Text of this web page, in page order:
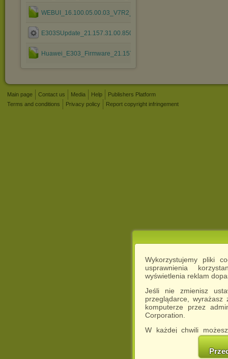
Wykorzystujemy pliki
usprawnienia
wyświetlenia reklam
Jeśli nie zmienisz
przeglądarce,
komputerze przez
Corporation.
W każdej chwili
cookies w swojej
w naszej
http://chomikuj.pl/
WEBUI_16.100.05.00.03_V7R2_CPIO_Mod1.4.rar
E303SUpdate_21.157.31.00.850.B757.exe
Huawei_E303_Firmware_21.157.31.00.588.B757.7z
Main page Contact us Media Help
Publishers Platform
Terms and conditions
Privacy policy Report copyright infringement